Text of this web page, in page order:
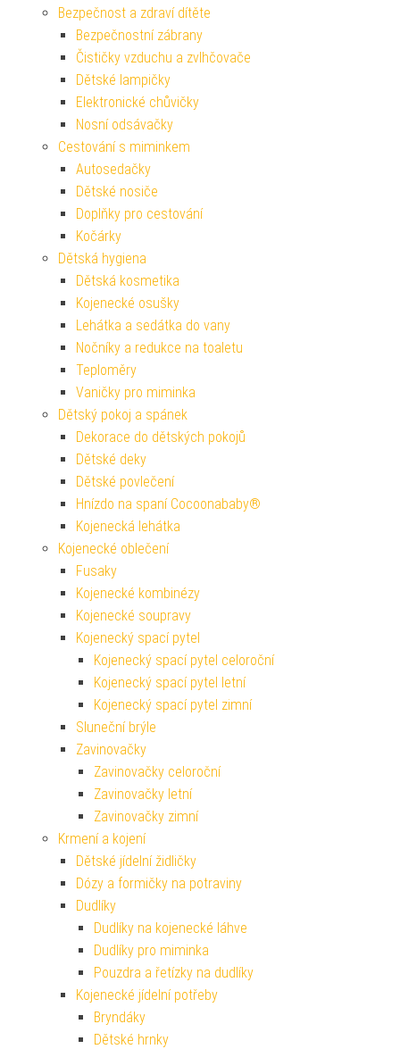
Bezpečnost a zdraví dítěte
Bezpečnostní zábrany
Čističky vzduchu a zvlhčovače
Dětské lampičky
Elektronické chůvičky
Nosní odsávačky
Cestování s miminkem
Autosedačky
Dětské nosiče
Doplňky pro cestování
Kočárky
Dětská hygiena
Dětská kosmetika
Kojenecké osušky
Lehátka a sedátka do vany
Nočníky a redukce na toaletu
Teploměry
Vaničky pro miminka
Dětský pokoj a spánek
Dekorace do dětských pokojů
Dětské deky
Dětské povlečení
Hnízdo na spaní Cocoonababy®
Kojenecká lehátka
Kojenecké oblečení
Fusaky
Kojenecké kombinézy
Kojenecké soupravy
Kojenecký spací pytel
Kojenecký spací pytel celoroční
Kojenecký spací pytel letní
Kojenecký spací pytel zimní
Sluneční brýle
Zavinovačky
Zavinovačky celoroční
Zavinovačky letní
Zavinovačky zimní
Krmení a kojení
Dětské jídelní židličky
Dózy a formičky na potraviny
Dudlíky
Dudlíky na kojenecké láhve
Dudlíky pro miminka
Pouzdra a řetízky na dudlíky
Kojenecké jídelní potřeby
Bryndáky
Dětské hrnky